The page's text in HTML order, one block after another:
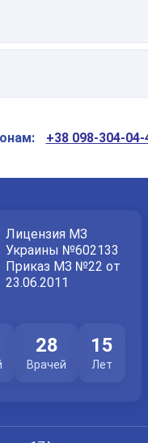
+38 098-304-04-
Лицензия МЗ
Украины №602133
Приказ МЗ №22 от
23.06.2011
28
Врачей
15
Лет
обработку персональных